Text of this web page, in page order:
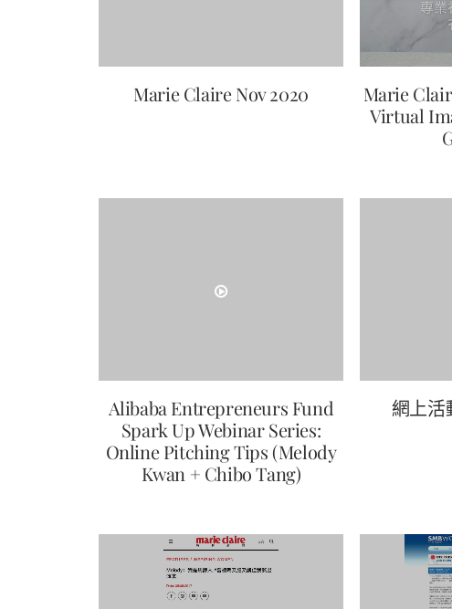
Marie Claire Nov 2020
Marie
Virtual
Alibaba Entrepreneurs Fund
Spark Up Webinar Series:
Online Pitching Tips (Melody
Kwan + Chibo Tang)
網上活